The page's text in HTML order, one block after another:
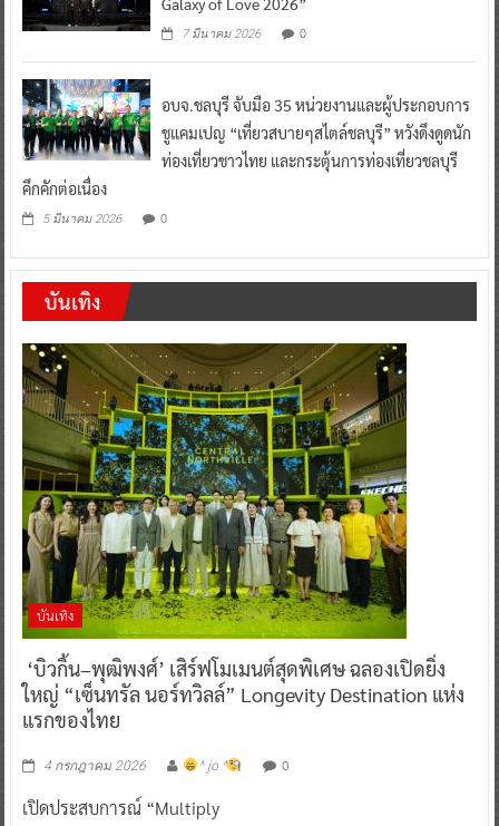
7 มีนาคม 2026 0
อบจ.ชลบุรี จับมือ 35 หน่วยงานและผู้ประกอบการ
ชูแคมเปญ “เที่ยวสบายๆสไตล์ชลบุรี” หวังดึงดูดนัก
ท่องเที่ยวชาวไทย และกระตุ้นการท่องเที่ยวชลบุรี
คึกคักต่อเนื่อง
5 มีนาคม 2026 0
บันเทิง
บันเทิง
‘บิวกิ้น–พุฒิพงศ์’ เสิร์ฟโมเมนต์สุดพิเศษ ฉลองเปิดยิ่ง
ใหญ่ “เซ็นทรัล นอร์ทวิลล์” Longevity Destination แห่ง
แรกของไทย
4 กรกฎาคม 2026 ^ jo ^ 0
เปิดประสบการณ์ “Multiply